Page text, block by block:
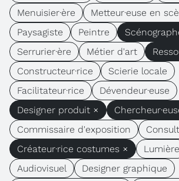
Menuisier·ère
Metteur·euse en
Paysagiste
Peintre
Serrurier·ère
Métier d'art
Constructeur·rice
Scierie locale
Facilitateur·rice
Dévendeur·euse
Designer produit ×
Commissaire d'exposition
Créateur·rice costumes ×
Lumière
Audiovisuel
Designer graphique